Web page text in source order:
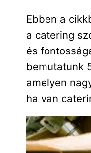
Ebben a
a catering
és
bemutatunk
amelyen
ha van